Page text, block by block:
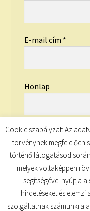
E-mail cím *
Honlap
Cookie szabályzat: Az
törvénynek megfelelően
történő látogatásod
melyek voltaképpen
segítségével nyújtja
hirdetéseket és
szolgáltatnak számunkra